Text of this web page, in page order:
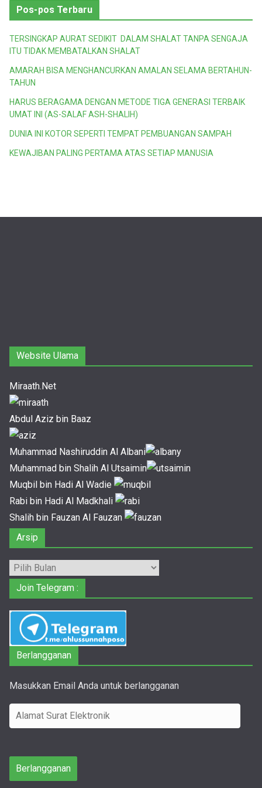
Pos-pos Terbaru
TERSINGKAP AURAT SEDIKIT DALAM SHALAT TANPA SENGAJA
ITU TIDAK MEMBATALKAN SHALAT
AMARAH BISA MENGHANCURKAN AMALAN SELAMA BERTAHUN-
TAHUN
HARUS BERAGAMA DENGAN METODE TIGA GENERASI TERBAIK
UMAT INI (AS-SALAF ASH-SHALIH)
DUNIA INI KOTOR SEPERTI TEMPAT PEMBUANGAN SAMPAH
KEWAJIBAN PALING PERTAMA ATAS SETIAP MANUSIA
Website Ulama
Miraath.Net
Abdul Aziz bin Baaz
Muhammad Nashiruddin Al Albani
Muhammad bin Shalih Al Utsaimin
Muqbil bin Hadi Al Wadie
Rabi bin Hadi Al Madkhali
Shalih bin Fauzan Al Fauzan
Arsip
Arsip
Join Telegram :
Berlangganan
Masukkan Email Anda untuk berlangganan
l
m
Berlangganan